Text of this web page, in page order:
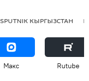
КЫРГЫЗСТАН
Макс Rutube